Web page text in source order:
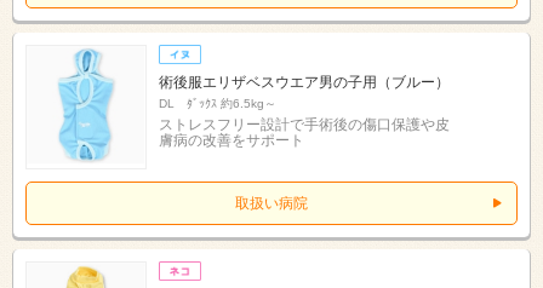
術後服エリザベスウエア男の子用（ブルー）
DL ﾀﾞｯｸｽ 約6.5kg～
ストレスフリー設計で手術後の傷口保護や皮
膚病の改善をサポート
取扱い病院